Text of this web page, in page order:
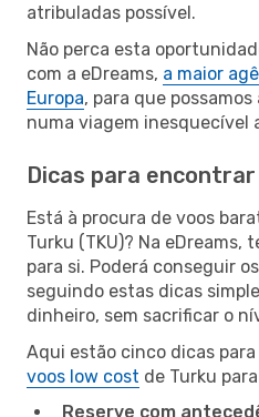
atribuladas possível.
Não perca esta
com a eDreams, a maior
Europa, para que
numa viagem inesquecível
Dicas para
Está à procura de voos
Turku (TKU)? Na
para si. Poderá conseguir
seguindo estas dicas
dinheiro, sem sacrificar o
Aqui estão cinco dicas
voos low cost de Turku
Reserve com